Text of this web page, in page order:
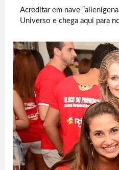
Acreditar em nave
Universo e chega aqui para